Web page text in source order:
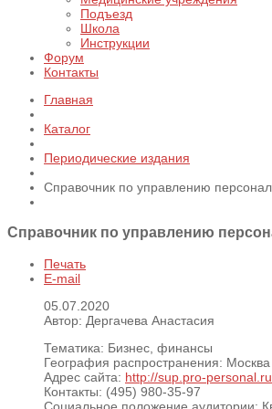
Подъезд
Школа
Инструкции
Форум
Контакты
Главная
Каталог
Периодические издания
Справочник по управлению
Справочник по управлению
Печать
E-mail
05.07.2020
Автор: Дергачева Анастасия
Тематика: Бизнес, финансы
География распространения: Москва
Адрес сайта: http://sup.pro-personal.ru
Контакты: (495) 980-35-97
Социальное положение аудитории: